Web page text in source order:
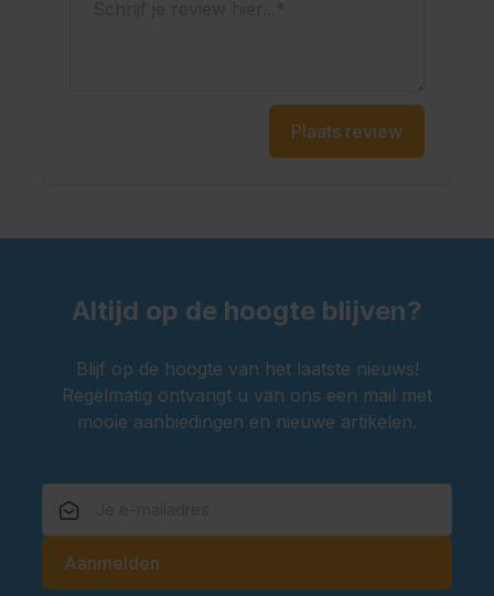
Plaats review
Altijd op de hoogte blijven?
Blijf op de hoogte van het laatste nieuws!
Regelmatig ontvangt u van ons een mail met
mooie aanbiedingen en nieuwe artikelen.
Aanmelden